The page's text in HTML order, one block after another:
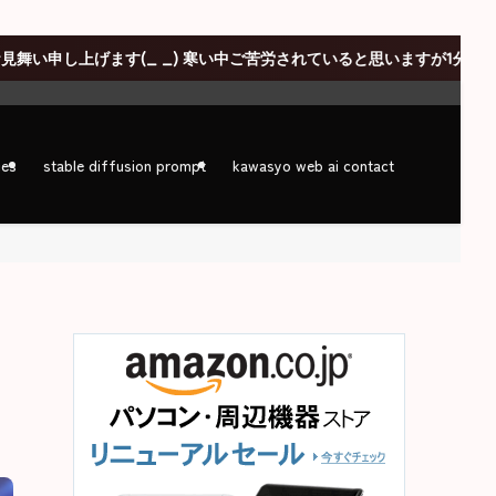
_) 寒い中ご苦労されていると思いますが1分、1秒でも通常の生活
stable diffusion prompt kawasyo web ai contact